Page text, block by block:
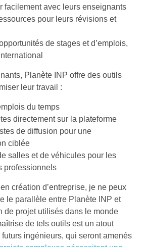
facilement avec leurs enseignants
pour leurs révisions et
de stages et d’emplois,
Planète INP offre des outils
leur travail :
du temps
directement sur la plateforme
de diffusion pour une
ciblée
salles et de véhicules pour les
professionnels
création d’entreprise, je ne peux
le parallèle entre Planète INP et
de projet utilisés dans le monde
de tels outils est un atout
ingénieurs, qui seront amenés